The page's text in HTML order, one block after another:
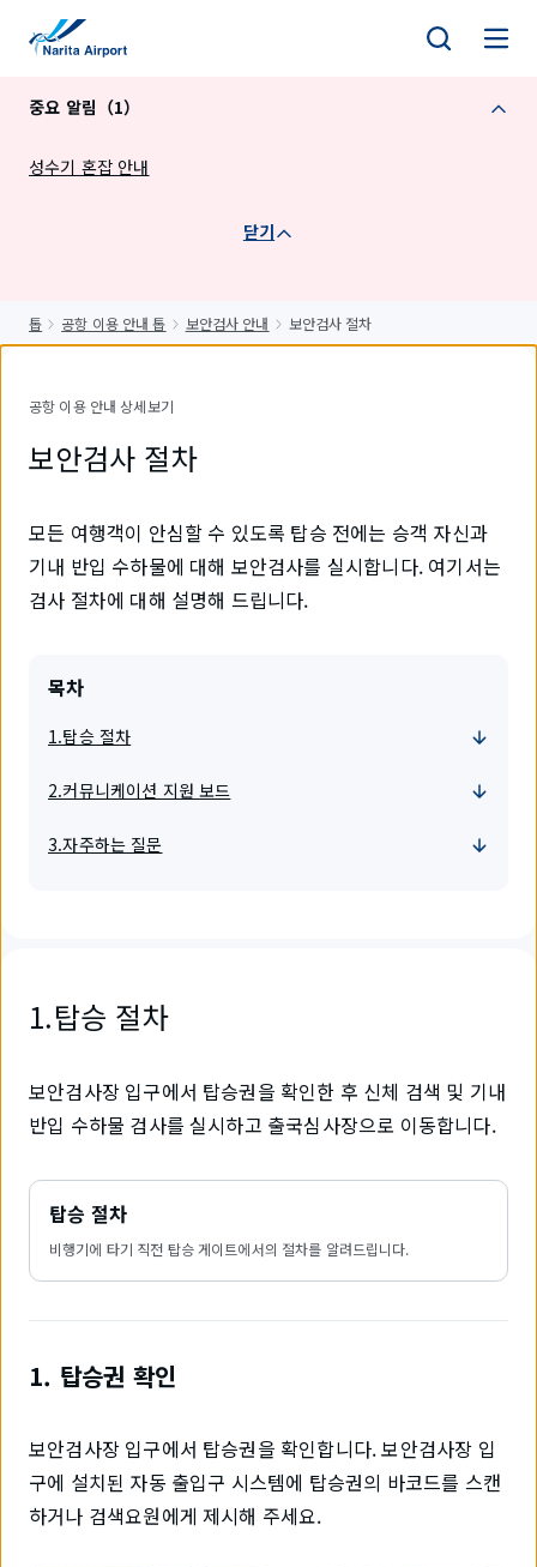
중요 알림（1）
성수기 혼잡 안내
닫기
톱 공항 이용 안내 톱 보안검사 안내 보안검사 절차
공항 이용 안내 상세보기
보안검사 절차
모든 여행객이 안심할 수 있도록 탑승 전에는 승객 자신과
기내 반입 수하물에 대해 보안검사를 실시합니다. 여기서는
검사 절차에 대해 설명해 드립니다.
목차
1.탑승 절차
2.커뮤니케이션 지원 보드
3.자주하는 질문
1.탑승 절차
보안검사장 입구에서 탑승권을 확인한 후 신체 검색 및 기내
반입 수하물 검사를 실시하고 출국심사장으로 이동합니다.
탑승 절차
비행기에 타기 직전 탑승 게이트에서의 절차를 알려드립니다.
1. 탑승권 확인
보안검사장 입구에서 탑승권을 확인합니다. 보안검사장 입
구에 설치된 자동 출입구 시스템에 탑승권의 바코드를 스캔
하거나 검색요원에게 제시해 주세요.